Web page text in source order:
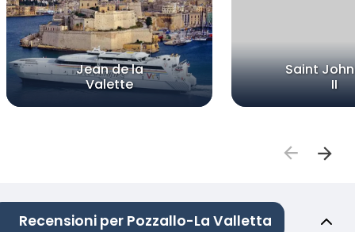
Jean de la
Valette
Saint
II
Recensioni per Pozzallo-La Valletta